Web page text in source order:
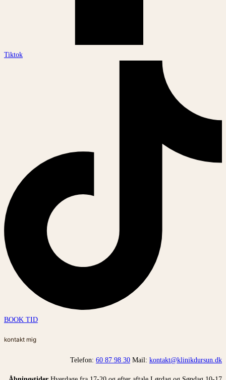
Tiktok
BOOK TID
kontakt mig
Telefon: 60 87 98 30 Mail: kontakt@klinikdursun.dk